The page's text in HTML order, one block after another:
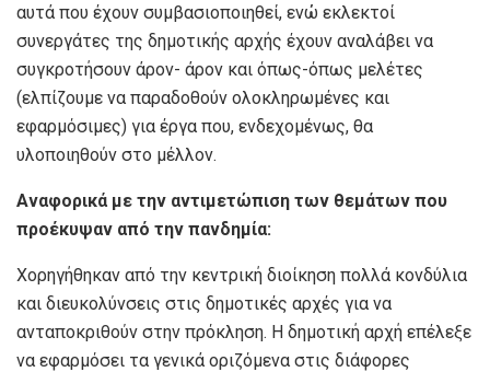
αυτά που έχουν συμβασιοποιηθεί, ενώ εκλεκτοί
συνεργάτες της δημοτικής αρχής έχουν αναλάβει να
συγκροτήσουν άρον- άρον και όπως-όπως μελέτες
(ελπίζουμε να παραδοθούν ολοκληρωμένες και
εφαρμόσιμες) για έργα που, ενδεχομένως, θα
υλοποιηθούν στο μέλλον.
Αναφορικά με την αντιμετώπιση των θεμάτων που
προέκυψαν από την πανδημία:
Χορηγήθηκαν από την κεντρική διοίκηση πολλά κονδύλια
και διευκολύνσεις στις δημοτικές αρχές για να
ανταποκριθούν στην πρόκληση. Η δημοτική αρχή επέλεξε
να εφαρμόσει τα γενικά οριζόμενα στις διάφορες